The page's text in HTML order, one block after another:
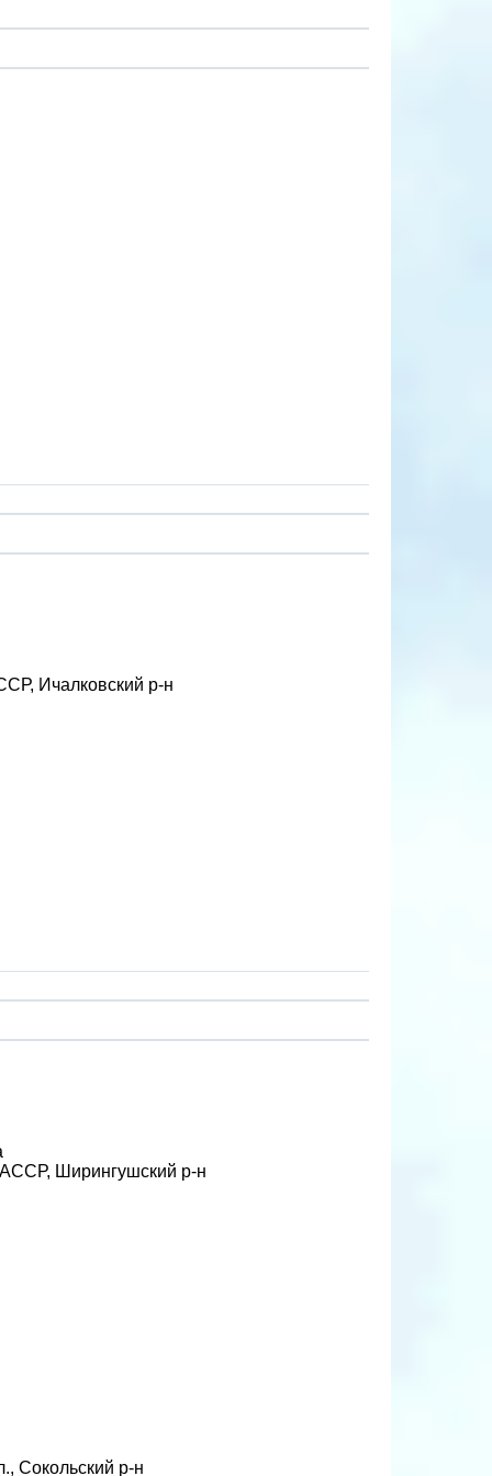
Ичалковский р-н
Ширингушский р-н
Сокольский р-н